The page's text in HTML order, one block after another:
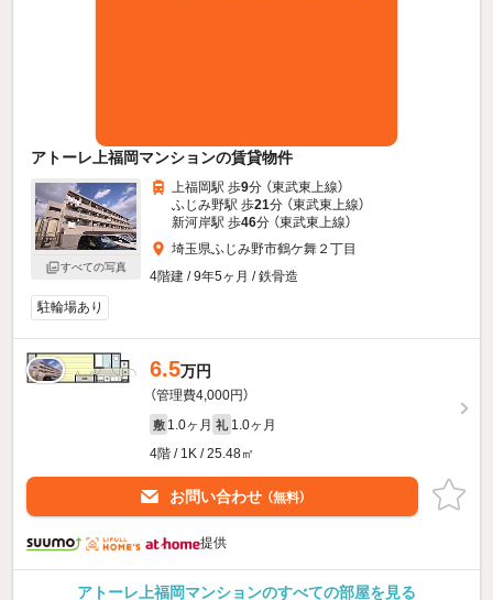
アトーレ上福岡マンションの賃貸物件
すべての写真
上福岡駅 歩9分 （東武東上線）
ふじみ野駅 歩21分 （東武東上線）
新河岸駅 歩46分 （東武東上線）
埼玉県ふじみ野市鶴ケ舞２丁目
4階建 / 9年5ヶ月 / 鉄骨造
駐輪場あり
6.5万円
（管理費4,000円）
敷 1.0ヶ月 礼 1.0ヶ月
4階 / 1K / 25.48㎡
お問い合わせ （無料）
提供
アトーレ上福岡マンションのすべての部屋を見る